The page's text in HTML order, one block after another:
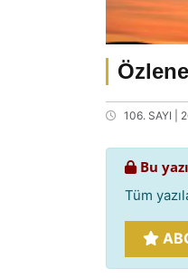
106. SAYI |
Bu
Tüm